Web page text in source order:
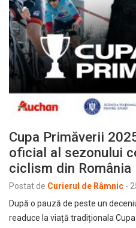
Cupa Primăverii
oficial al sezonului
ciclism din România
Postat de Curierul de Râmnic -
După o pauză de peste un
readuce la viață tradiționala